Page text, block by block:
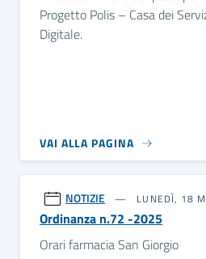
Progetto Polis – Casa dei
Digitale.
VAI ALLA PAGINA
NOTIZIE LUNEDÌ, 18
Ordinanza n.72 -2025
Orari farmacia San Giorgio